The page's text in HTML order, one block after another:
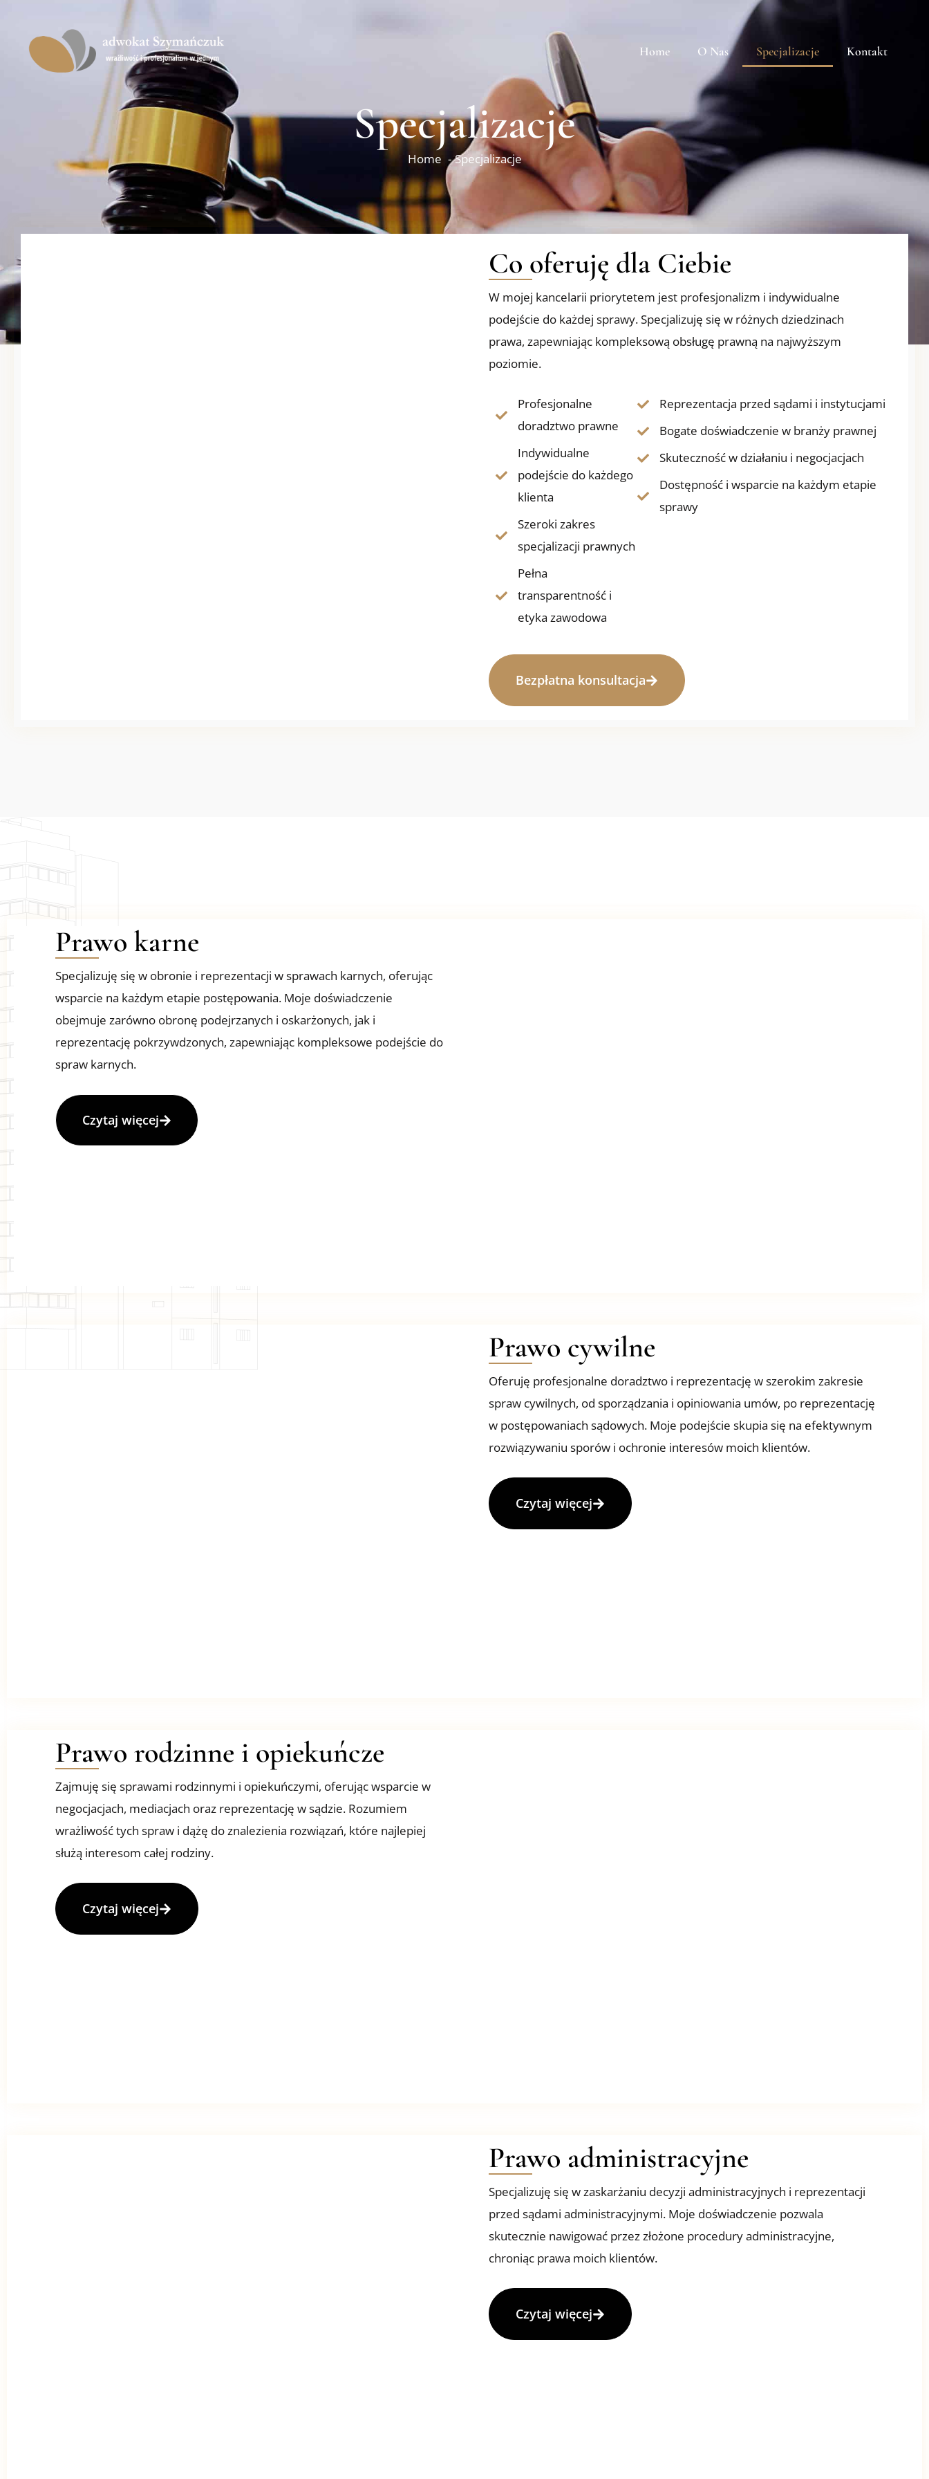
Home O Nas Specjalizacje Kontakt
Specjalizacje
Home Specjalizacje
Co oferuję dla Ciebie
W mojej kancelarii priorytetem jest profesjonalizm i indywidualne
podejście do każdej sprawy. Specjalizuję się w różnych dziedzinach
prawa, zapewniając kompleksową obsługę prawną na najwyższym
poziomie.
Profesjonalne
doradztwo prawne
Indywidualne
podejście do każdego
klienta
Szeroki zakres
specjalizacji prawnych
Pełna
transparentność i
etyka zawodowa
Reprezentacja przed sądami i instytucjami
Bogate doświadczenie w branży prawnej
Skuteczność w działaniu i negocjacjach
Dostępność i wsparcie na każdym etapie
sprawy
Bezpłatna konsultacja
Prawo karne
Specjalizuję się w obronie i reprezentacji w sprawach karnych, oferując
wsparcie na każdym etapie postępowania. Moje doświadczenie
obejmuje zarówno obronę podejrzanych i oskarżonych, jak i
reprezentację pokrzywdzonych, zapewniając kompleksowe podejście do
spraw karnych.
Czytaj więcej
Prawo cywilne
Oferuję profesjonalne doradztwo i reprezentację w szerokim zakresie
spraw cywilnych, od sporządzania i opiniowania umów, po reprezentację
w postępowaniach sądowych. Moje podejście skupia się na efektywnym
rozwiązywaniu sporów i ochronie interesów moich klientów.
Czytaj więcej
Prawo rodzinne i opiekuńcze
Zajmuję się sprawami rodzinnymi i opiekuńczymi, oferując wsparcie w
negocjacjach, mediacjach oraz reprezentację w sądzie. Rozumiem
wrażliwość tych spraw i dążę do znalezienia rozwiązań, które najlepiej
służą interesom całej rodziny.
Czytaj więcej
Prawo administracyjne
Specjalizuję się w zaskarżaniu decyzji administracyjnych i reprezentacji
przed sądami administracyjnymi. Moje doświadczenie pozwala
skutecznie nawigować przez złożone procedury administracyjne,
chroniąc prawa moich klientów.
Czytaj więcej